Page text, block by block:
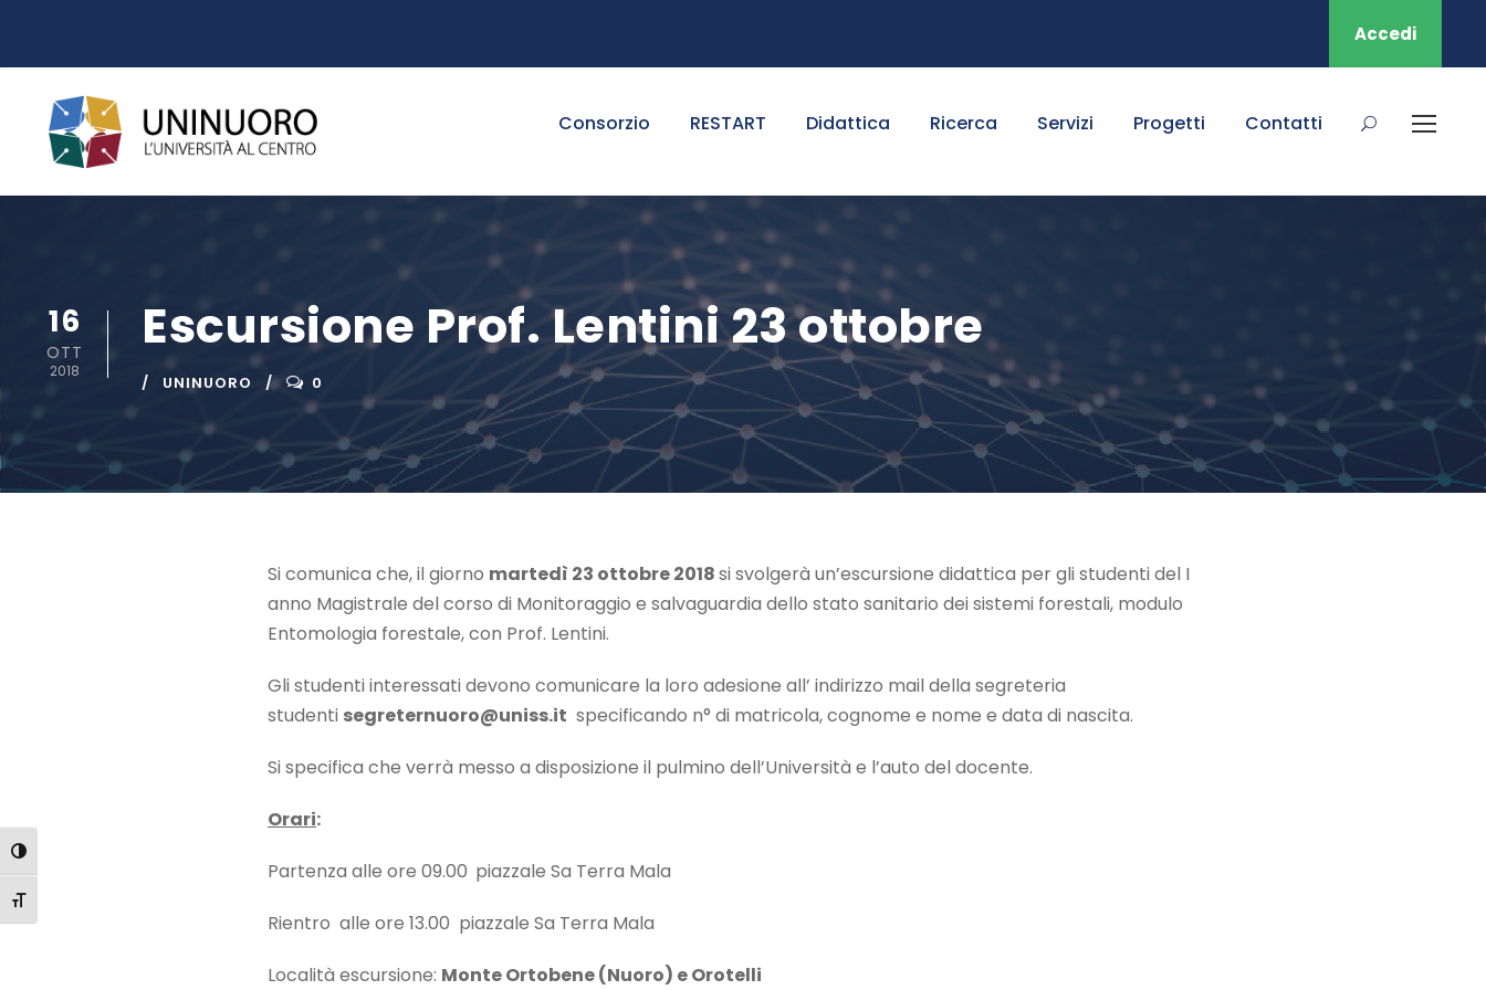
Attiva/disattiva alto contrasto
Attiva/disattiva dimensione testo
Accedi
Consorzio RESTART Didattica Ricerca Servizi Progetti Contatti
16
OTT
2018
Escursione Prof. Lentini 23 ottobre
UNINUORO 0
Si comunica che, il giorno martedì 23 ottobre 2018si svolgerà un’escursione didattica per gli studenti del I
anno Magistrale del corso di Monitoraggio e salvaguardia dello stato sanitario dei sistemi forestali, modulo
Entomologia forestale, con Prof. Lentini.
Gli studenti interessati devono comunicare la loro adesione all’ indirizzo mail della segreteria
studenti segreternuoro@uniss.it specificando n° di matricola, cognome e nome e data di nascita.
Si specifica che verrà messo a disposizione il pulmino dell’Università e l’auto del docente.
Orari:
Partenza alle ore 09.00 piazzale Sa Terra Mala
Rientro alle ore 13.00 piazzale Sa Terra Mala
Località escursione: Monte Ortobene (Nuoro) e Orotelli